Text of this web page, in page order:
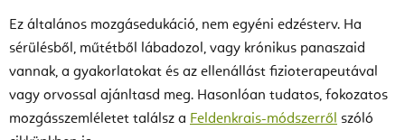
Ez általános mozgásedukáció, nem egyéni edzésterv. Ha
sérülésből, műtétből lábadozol, vagy krónikus panaszaid
vannak, a gyakorlatokat és az ellenállást fizioterapeutával
vagy orvossal ajánltasd meg. Hasonlóan tudatos, fokozatos
mozgásszemléletet találsz a Feldenkrais-módszerről szóló